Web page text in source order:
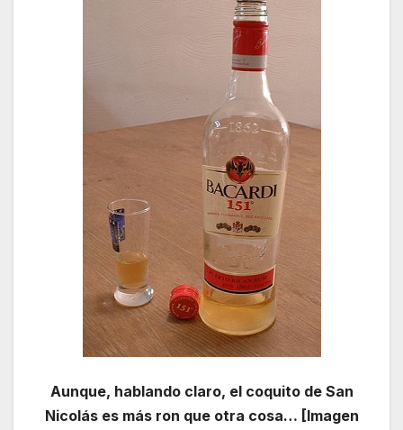
Aunque, hablando claro, el coquito de San
Nicolás es más ron que otra cosa… [Imagen